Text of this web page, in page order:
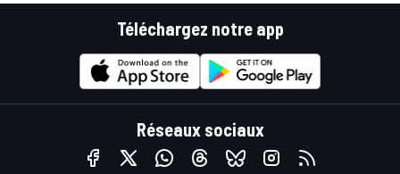
Téléchargez notre app
Réseaux sociaux